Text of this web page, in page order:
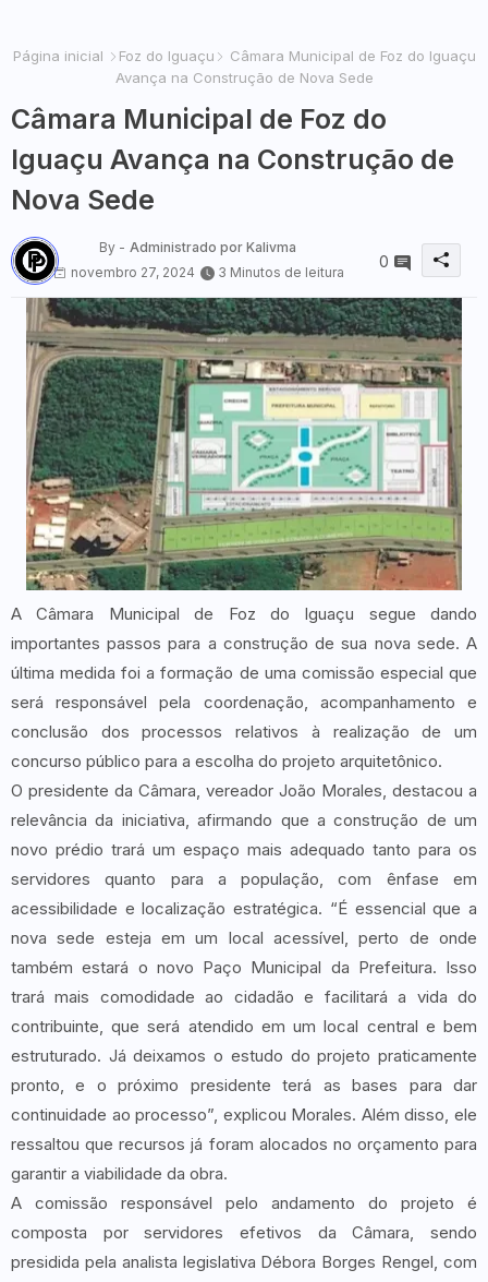
Página inicial Foz do Iguaçu
Câmara Municipal de Foz do Iguaçu
Avança na Construção de Nova Sede
Câmara Municipal de Foz do
Iguaçu Avança na Construção de
Nova Sede
By - Administrado por Kalivma
novembro 27, 2024
3 Minutos de leitura
0
A Câmara Municipal de Foz do Iguaçu segue dando
importantes passos para a construção de sua nova sede. A
última medida foi a formação de uma comissão especial que
será responsável pela coordenação, acompanhamento e
conclusão dos processos relativos à realização de um
concurso público para a escolha do projeto arquitetônico.
O presidente da Câmara, vereador João Morales, destacou a
relevância da iniciativa, afirmando que a construção de um
novo prédio trará um espaço mais adequado tanto para os
servidores quanto para a população, com ênfase em
acessibilidade e localização estratégica. “É essencial que a
nova sede esteja em um local acessível, perto de onde
também estará o novo Paço Municipal da Prefeitura. Isso
trará mais comodidade ao cidadão e facilitará a vida do
contribuinte, que será atendido em um local central e bem
estruturado. Já deixamos o estudo do projeto praticamente
pronto, e o próximo presidente terá as bases para dar
continuidade ao processo”, explicou Morales. Além disso, ele
ressaltou que recursos já foram alocados no orçamento para
garantir a viabilidade da obra.
A comissão responsável pelo andamento do projeto é
composta por servidores efetivos da Câmara, sendo
presidida pela analista legislativa Débora Borges Rengel, com